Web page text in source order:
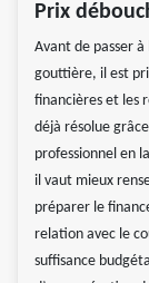
Prix
Avant de passer
gouttière, il est
financières et les
déjà résolue
professionnel en
il vaut mieux
préparer le
relation avec le
suffisance